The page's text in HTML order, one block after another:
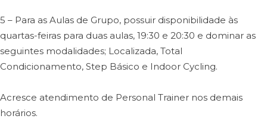
5 – Para as Aulas de Grupo, possuir disponibilidade às
quartas-feiras para duas aulas, 19:30 e 20:30 e dominar as
seguintes modalidades; Localizada, Total
Condicionamento, Step Básico e Indoor Cycling.
Acresce atendimento de Personal Trainer nos demais
horários.